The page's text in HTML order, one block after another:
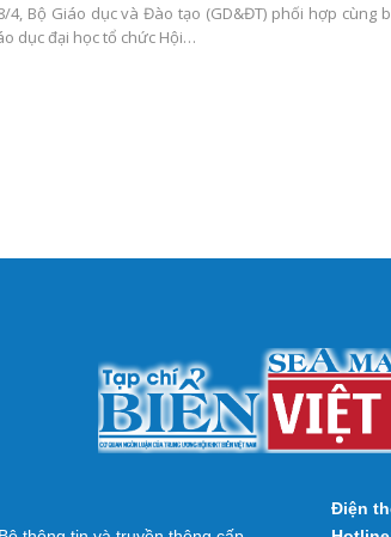
4, Bộ Giáo dục và Đào tạo (GD&ĐT) phối hợp cùng
dục đại học tổ chức Hội…
Điện